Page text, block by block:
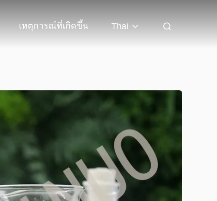
เหตุการณ์ที่เกิดขึ้น Thai